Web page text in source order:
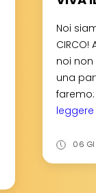
Noi
noi
una
leggere
06